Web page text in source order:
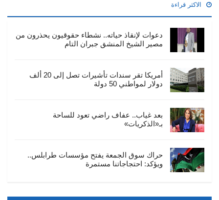
الاكثر قراءة
دعوات لإنقاذ حياته.. نشطاء حقوقيون يحذرون من
مصير الشيخ المنشق جبران التام
أمريكا تقر سندات تأشيرات تصل إلى 20 ألف
دولار لمواطني 50 دولة
بعد غياب.. عفاف راضي تعود للساحة
بـ«الذكريات»
حراك سوق الجمعة يفتح مؤسسات طرابلس..
ويؤكد: احتجاجاتنا مستمرة